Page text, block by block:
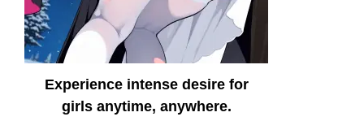
Experience intense desire for
girls anytime, anywhere.